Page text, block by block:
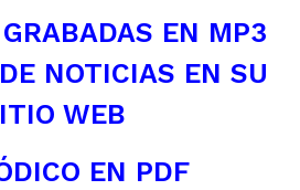
EN MP3
NOTICIAS EN SU
WEB
EN PDF